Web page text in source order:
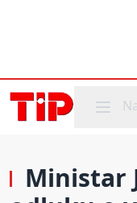
Ministar